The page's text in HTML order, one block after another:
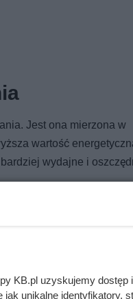
Jest ona mierzona w
wartość
wydajne i
zazwyczaj ma wyższą
jest również
KB.pl uzyskujemy dostęp
unikalne identyfikatory,